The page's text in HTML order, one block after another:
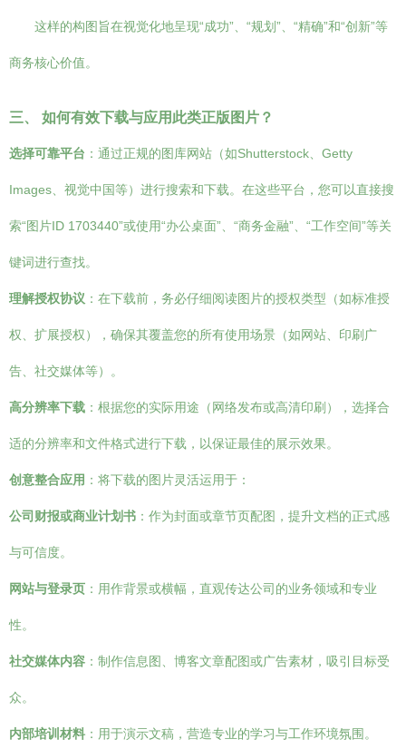
这样的构图旨在视觉化地呈现“成功”、“规划”、“精确”和“创新”等
商务核心价值。
三、 如何有效下载与应用此类正版图片？
选择可靠平台 ：通过正规的图库网站（如Shutterstock、Getty
Images、视觉中国等）进行搜索和下载。在这些平台，您可以直接搜
索“图片ID 1703440”或使用“办公桌面”、“商务金融”、“工作空间”等关
键词进行查找。
理解授权协议 ：在下载前，务必仔细阅读图片的授权类型（如标准授
权、扩展授权），确保其覆盖您的所有使用场景（如网站、印刷广
告、社交媒体等）。
高分辨率下载 ：根据您的实际用途（网络发布或高清印刷），选择合
适的分辨率和文件格式进行下载，以保证最佳的展示效果。
创意整合应用 ：将下载的图片灵活运用于：
公司财报或商业计划书 ：作为封面或章节页配图，提升文档的正式感
与可信度。
网站与登录页 ：用作背景或横幅，直观传达公司的业务领域和专业
性。
社交媒体内容 ：制作信息图、博客文章配图或广告素材，吸引目标受
众。
内部培训材料 ：用于演示文稿，营造专业的学习与工作环境氛围。